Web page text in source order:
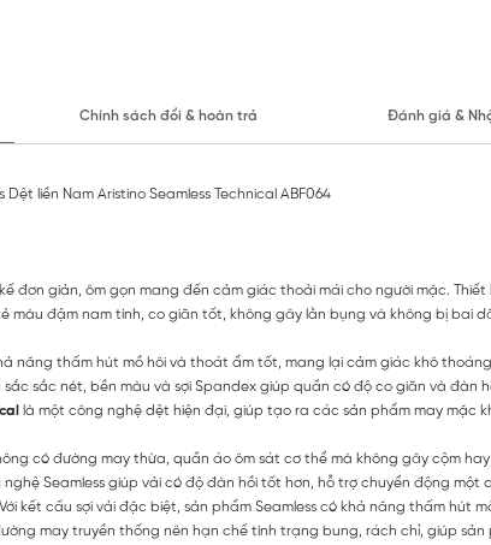
Chính sách đổi & hoàn trả Đánh giá &
Dệt liền Nam Aristino Seamless Technical ABF064
đơn giản, ôm gọn mang đến cảm giác thoải mái cho người mặc.
màu đậm nam tính, co giãn tốt, không gây lằn bụng và không bị bai
năng thấm hút mồ hôi và thoát ẩm tốt, mang lại cảm giác khô
sắc sắc nét, bền màu và sợi Spandex giúp quần có độ co giãn và đàn
là một công nghệ dệt hiện đại, giúp tạo ra các sản phẩm may mặc
có đường may thừa, quần áo ôm sát cơ thể mà không gây cộm
nghệ Seamless giúp vải có độ đàn hồi tốt hơn, hỗ trợ chuyển động một
kết cấu sợi vải đặc biệt, sản phẩm Seamless có khả năng thấm hút
may truyền thống nên hạn chế tình trạng bung, rách chỉ, giúp